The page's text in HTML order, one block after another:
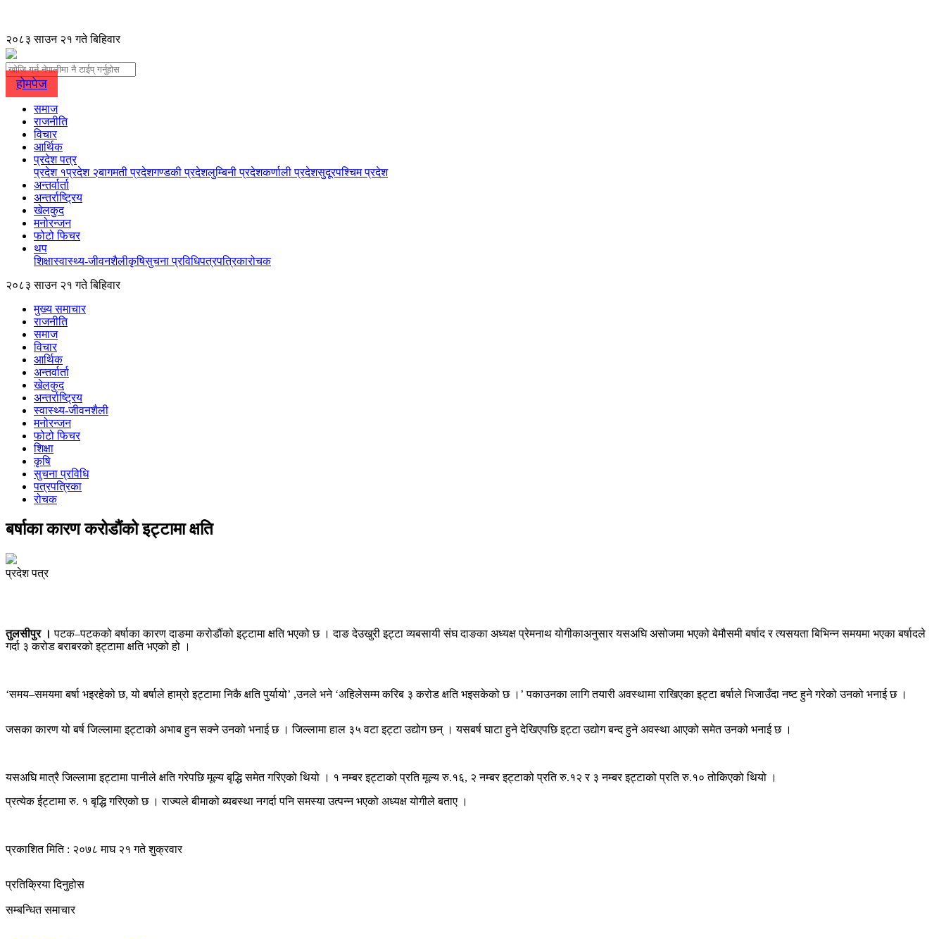
२०८३ साउन २१ गते बिहिवार
होमपेज
समाज
राजनीति
विचार
आर्थिक
प्रदेश पत्र
प्रदेश १प्रदेश २बागमती प्रदेशगण्डकी प्रदेशलुम्बिनी प्रदेशकर्णाली प्रदेशसुदूरपश्चिम प्रदेश
अन्तर्वार्ता
अन्तर्राष्ट्रिय
खेलकुद
मनोरन्जन
फोटो फिचर
थप
शिक्षास्वास्थ्य-जीवनशैलीकृषिसुचना प्रविधिपत्रपत्रिकारोचक
२०८३ साउन २१ गते बिहिवार
मुख्य समाचार
राजनीति
समाज
विचार
आर्थिक
अन्तर्वार्ता
खेलकुद
अन्तर्राष्ट्रिय
स्वास्थ्य-जीवनशैली
मनोरन्जन
फोटो फिचर
शिक्षा
कृषि
सुचना प्रविधि
पत्रपत्रिका
रोचक
बर्षाका कारण करोडौंको इट्टामा क्षति
प्रदेश पत्र
तुलसीपुर ।पटक–पटकको बर्षाका कारण दाङमा करोडौंको इट्टामा क्षति भएको छ । दाङ देउखुरी इट्टा व्यबसायी संघ दाङका अध्यक्ष प्रेमनाथ योगीकाअनुसार यसअघि असोजमा भएको बेमौसमी बर्षाद र त्यसयता बिभिन्न समयमा भएका बर्षादले
गर्दा ३ करोड बराबरको इट्टामा क्षति भएको हो ।
‘समय–समयमा बर्षा भइरहेको छ, यो बर्षाले हाम्रो इट्टामा निकै क्षति पुर्यायो’ ,उनले भने ‘अहिलेसम्म करिब ३ करोड क्षति भइसकेको छ ।’ पकाउनका लागि तयारी अवस्थामा राखिएका इट्टा बर्षाले भिजाउँदा नष्ट हुने गरेको उनको भनाई छ ।
जसका कारण यो बर्ष जिल्लामा इट्टाको अभाब हुन सक्ने उनको भनाई छ । जिल्लामा हाल ३५ वटा इट्टा उद्योग छन् । यसबर्ष घाटा हुने देखिएपछि इट्टा उद्योग बन्द हुने अवस्था आएको समेत उनको भनाई छ ।
यसअघि मात्रै जिल्लामा इट्टामा पानीले क्षति गरेपछि मूल्य बृद्धि समेत गरिएको थियो । १ नम्बर इट्टाको प्रति मूल्य रु.१६, २ नम्बर इट्टाको प्रति रु.१२ र ३ नम्बर इट्टाको प्रति रु.१० तोकिएको थियो ।
प्रत्येक ईट्टामा रु. १ बृद्धि गरिएको छ । राज्यले बीमाको ब्यबस्था नगर्दा पनि समस्या उत्पन्न भएको अध्यक्ष योगीले बताए ।
प्रकाशित मिति : २०७८ माघ २१ गते शुक्रवार
प्रतिक्रिया दिनुहोस
सम्बन्धित समाचार